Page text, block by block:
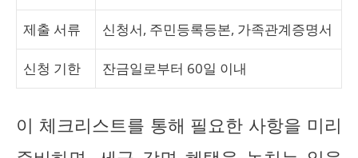
제출 서류 신청서, 주민등록등본, 가족관계증명서
신청 기한 잔금일로부터 60일 이내
이 체크리스트를 통해 필요한 사항을 미리